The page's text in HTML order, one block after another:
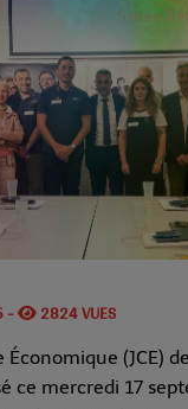
- 2824 VUES
Économique (JCE)
ce mercredi 17